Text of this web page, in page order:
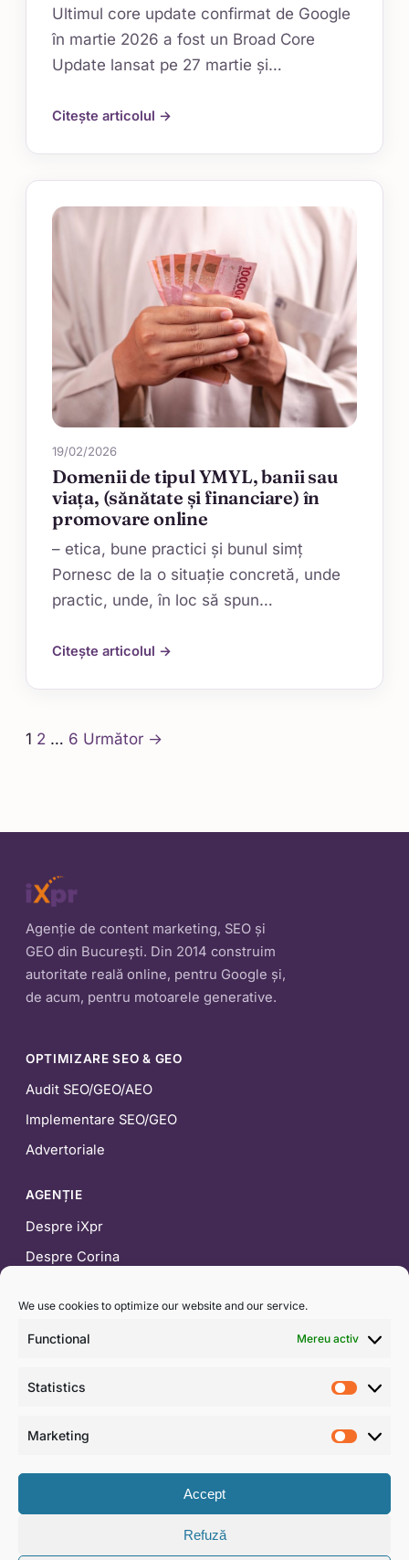
We use cookies to optimize our website and our service.
Functional Mereu activ
Statistics
Marketing
Accept
Refuză
Ultimul core update confirmat de Google
în martie 2026 a fost un Broad Core
Update lansat pe 27 martie și…
Citește articolul →
19/02/2026
Domenii de tipul YMYL, banii sau
viața, (sănătate și financiare) în
promovare online
– etica, bune practici și bunul simț
Pornesc de la o situație concretă, unde
practic, unde, în loc să spun…
Citește articolul →
Paginație
1 2 … 6 Următor →
Agenție de content marketing, SEO și
GEO din București. Din 2014 construim
autoritate reală online, pentru Google și,
de acum, pentru motoarele generative.
OPTIMIZARE SEO & GEO
Audit SEO/GEO/AEO
Implementare SEO/GEO
Advertoriale
AGENȚIE
Despre iXpr
Despre Corina
CONTACT
contact@ixpr.ro